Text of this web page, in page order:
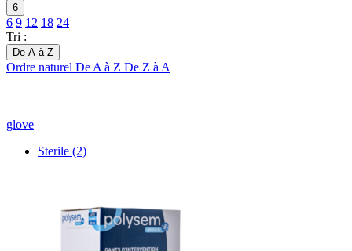
6
6 9 12 18 24
Tri :
De A à Z
Ordre naturel De A à Z De Z à A
glove
Sterile (2)